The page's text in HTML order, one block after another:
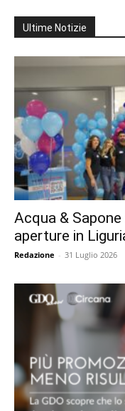
Ultime Notizie
Acqua &
aperture in
Redazione - 31 Luglio 2026